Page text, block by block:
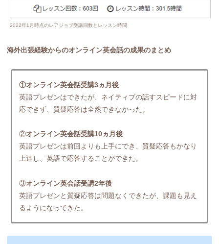
2022年1月時点のレアジョブ受講回数とレッスン時間
海外出張経験からのオンライン英会話の成果のまとめ
①オンライン英会話受講3ヵ月後
英語プレゼンはできたが、ネイティブの話すスピードに対
応できず、質疑応答は全然できなかった。
②オンライン英会話受講10ヵ月後
英語プレゼンは前回よりも上手にでき、質疑応答もかなり
上達し、英語で応答することができた。
③オンライン英会話受講2年後
英語プレゼンと質疑応答は問題なくできたが、課題も見え
るようになってきた。